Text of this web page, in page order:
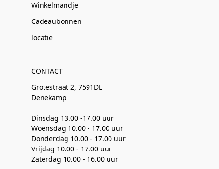
Winkelmandje
Cadeaubonnen
locatie
CONTACT
Grotestraat 2, 7591DL
Denekamp
Dinsdag 13.00 -17.00 uur
Woensdag 10.00 - 17.00 uur
Donderdag 10.00 - 17.00 uur
Vrijdag 10.00 - 17.00 uur
Zaterdag 10.00 - 16.00 uur